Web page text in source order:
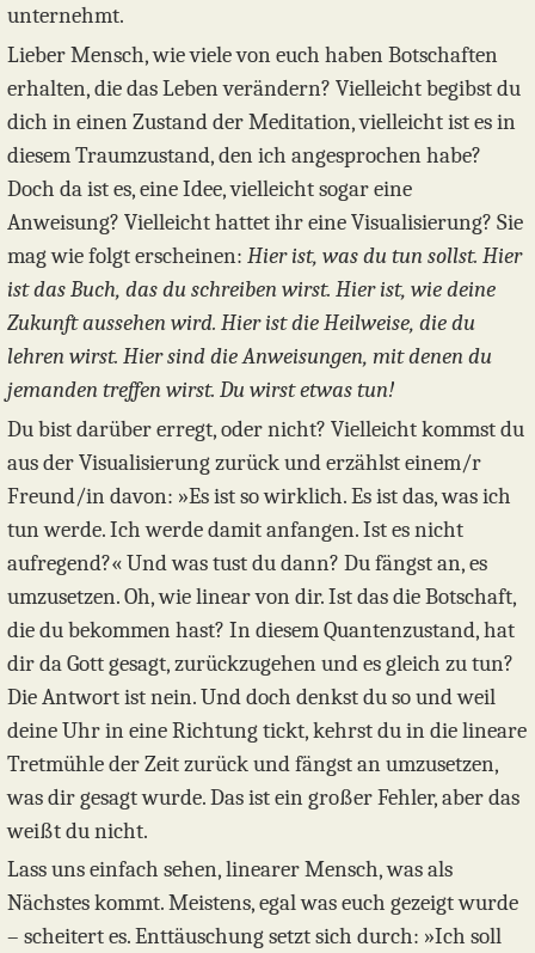
unternehmt.
Lieber Mensch, wie viele von euch haben Botschaften
erhalten, die das Leben verändern? Vielleicht begibst du
dich in einen Zustand der Meditation, vielleicht ist es in
diesem Traumzustand, den ich angesprochen habe?
Doch da ist es, eine Idee, vielleicht sogar eine
Anweisung? Vielleicht hattet ihr eine Visualisierung? Sie
mag wie folgt erscheinen: Hier ist, was du tun sollst. Hier
ist das Buch, das du schreiben wirst. Hier ist, wie deine
Zukunft aussehen wird. Hier ist die Heilweise, die du
lehren wirst. Hier sind die Anweisungen, mit denen du
jemanden treffen wirst. Du wirst etwas tun!
Du bist darüber erregt, oder nicht? Vielleicht kommst du
aus der Visualisierung zurück und erzählst einem/r
Freund/in davon: »Es ist so wirklich. Es ist das, was ich
tun werde. Ich werde damit anfangen. Ist es nicht
aufregend?« Und was tust du dann? Du fängst an, es
umzusetzen. Oh, wie linear von dir. Ist das die Botschaft,
die du bekommen hast? In diesem Quantenzustand, hat
dir da Gott gesagt, zurückzugehen und es gleich zu tun?
Die Antwort ist nein. Und doch denkst du so und weil
deine Uhr in eine Richtung tickt, kehrst du in die lineare
Tretmühle der Zeit zurück und fängst an umzusetzen,
was dir gesagt wurde. Das ist ein großer Fehler, aber das
weißt du nicht.
Lass uns einfach sehen, linearer Mensch, was als
Nächstes kommt. Meistens, egal was euch gezeigt wurde
– scheitert es. Enttäuschung setzt sich durch: »Ich soll